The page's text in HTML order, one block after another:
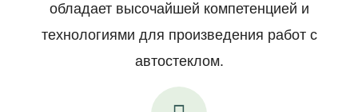
обладает высочайшей компетенцией и
технологиями для произведения работ с
автостеклом.